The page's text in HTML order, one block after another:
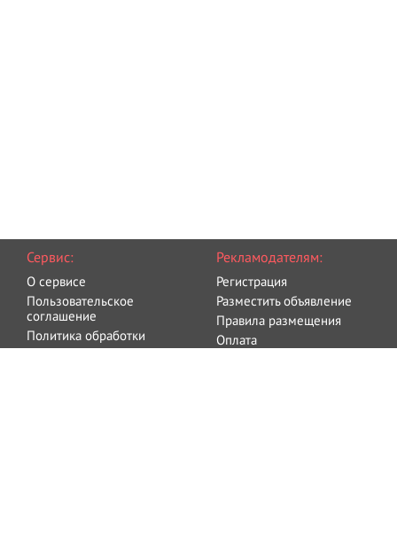
Сервис:
О сервисе
Пользовательское
соглашение
Политика обработки
персональных данных
Рекламодателям:
Регистрация
Разместить объявление
Правила размещения
Оплата